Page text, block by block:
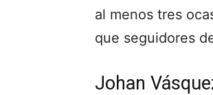
al menos tres
que seguidores
Johan